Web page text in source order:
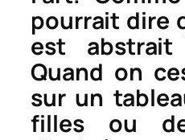
pourrait dire
est
Quand on
sur un
filles ou